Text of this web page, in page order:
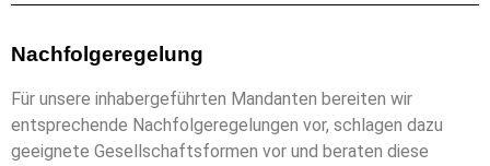
Nachfolgeregelung
Für unsere inhabergeführten Mandanten bereiten wir
entsprechende Nachfolgeregelungen vor, schlagen dazu
geeignete Gesellschaftsformen vor und beraten diese